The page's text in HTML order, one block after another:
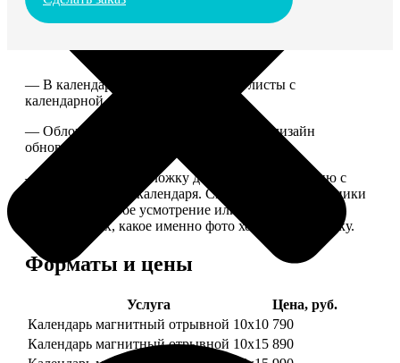
— В календаре 13 листов: обложка+листы с
календарной сеткой.
— Обложка для календаря стандартная, дизайн
обновляем каждый год.
— В кружочек на обложку добавляем фотографию с
одной из страниц календаря. Снимок наши сотрудники
выбирают на свое усмотрение или пишите в
комментариях, какое именно фото хотите на обложку.
Форматы и цены
Услуга
Цена, руб.
Календарь магнитный отрывной 10x10 790
Календарь магнитный отрывной 10x15 890